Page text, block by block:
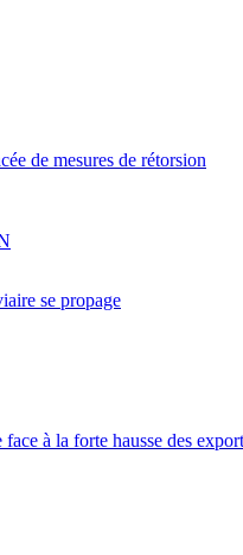
de mesures de rétorsion
se propage
à la forte hausse des